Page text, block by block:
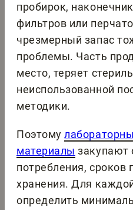
пробирок,
фильтров или
чрезмерный запас
проблемы. Часть
место, теряет
неиспользованной
методики.
Поэтому
материалы закупают
потребления, сроков
хранения. Для
определить